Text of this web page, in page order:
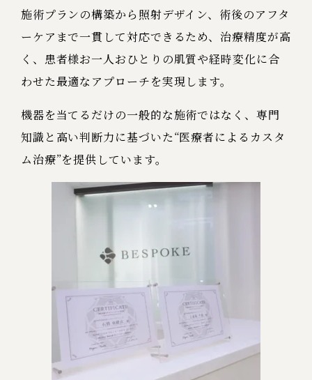
施術プランの構築から照射デザイン、術後のアフタ
ーケアまで一貫して対応できるため、治療精度が高
く、患者様お一人おひとりの肌質や経時変化に合
わせた最適なアプローチを実現します。
機器を当てるだけの一般的な施術ではなく、専門
知識と高い判断力に基づいた“医療者によるカスタ
ム治療”を提供しています。